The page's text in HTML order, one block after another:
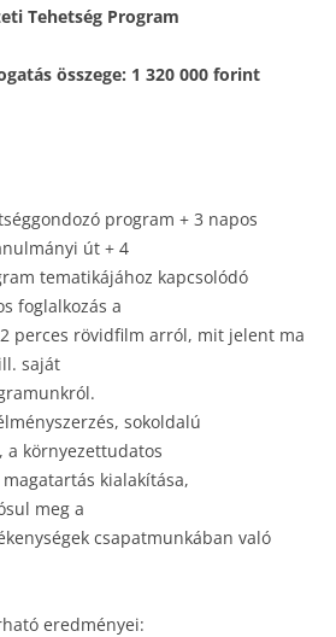
Tehetség Program
összege: 1 320 000 forint
program + 3 napos
út + 4
tematikájához kapcsolódó
foglalkozás a
perces rövidfilm arról, mit jelent ma
saját
sokoldalú
a környezettudatos
kialakítása,
meg a
csapatmunkában való
eredményei: